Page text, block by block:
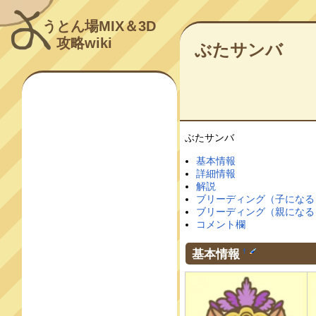
うとん場MIX＆3D
攻略wiki
ぶたサンバ
ぶたサンバ
基本情報
詳細情報
解説
ブリーディング（子にな
ブリーディング（親にな
コメント欄
基本情報 †